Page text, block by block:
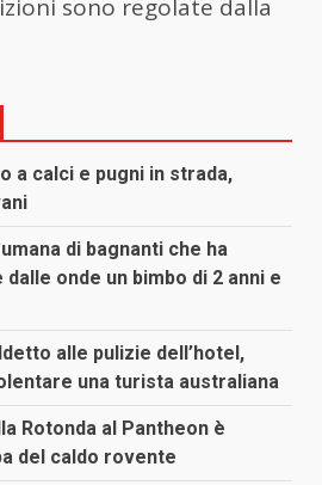
sono regolate dalla
a calci e pugni in strada,
di bagnanti che ha
onde un bimbo di 2 anni e
alle pulizie dell’hotel,
una turista australiana
Rotonda al Pantheon è
del caldo rovente